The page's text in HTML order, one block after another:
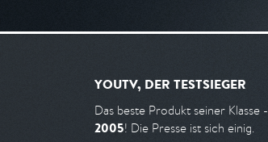
YOUTV, DER TESTSIEGER
Das beste Produkt seiner Klasse -
2005! Die Presse ist sich einig.